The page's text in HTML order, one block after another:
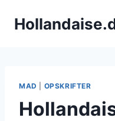
MAD OPSKRIFTER